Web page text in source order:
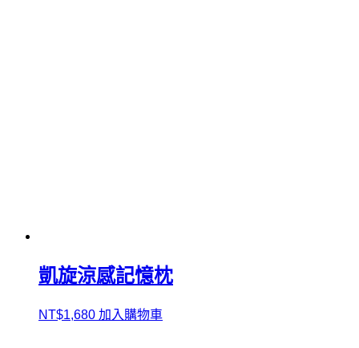
凱旋涼感記憶枕
NT$1,680 加入購物車